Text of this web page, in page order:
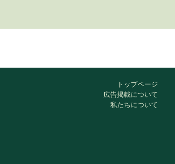
トップページ
広告掲載について
私たちについて